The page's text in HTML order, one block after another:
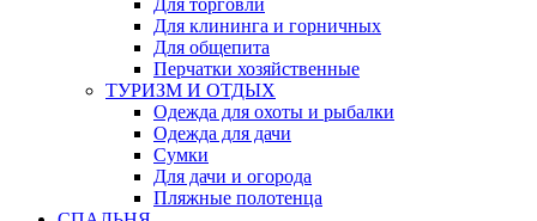
Для торговли
Для клининга и горничных
Для общепита
Перчатки хозяйственные
ТУРИЗМ И ОТДЫХ
Одежда для охоты и рыбалки
Одежда для дачи
Сумки
Для дачи и огорода
Пляжные полотенца